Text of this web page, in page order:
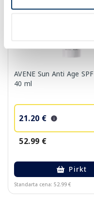
AVENE Sun Anti Age
40 ml
21.20 €
52.99 €
Pirkt
Standarta cena: 52.99 €